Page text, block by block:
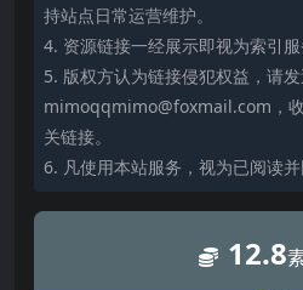
持站点日常运营维护。
4. 资源链接一经展示即视为索引服
5. 版权方认为链接侵犯权益，请
mimoqqmimo@foxmail.com，
关链接。
6. 凡使用本站服务，视为已阅读并
12.8